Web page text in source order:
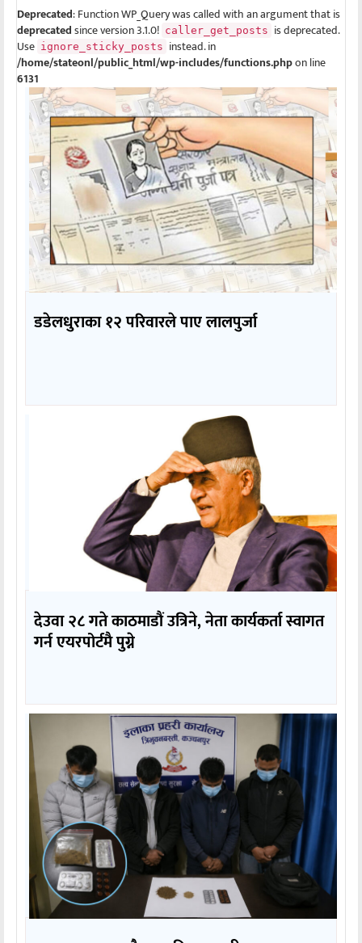
Deprecated: Function WP_Query was called with an argument that is
deprecatedsince version 3.1.0! caller_get_posts is deprecated.
Use ignore_sticky_posts instead. in
/home/stateonl/public_html/wp-includes/functions.phpon line
6131
डडेलधुराका १२ परिवारले पाए लालपुर्जा
देउवा २८ गते काठमाडौं उत्रिने, नेता कार्यकर्ता स्वागत
गर्न एयरपोर्टमै पुग्ने